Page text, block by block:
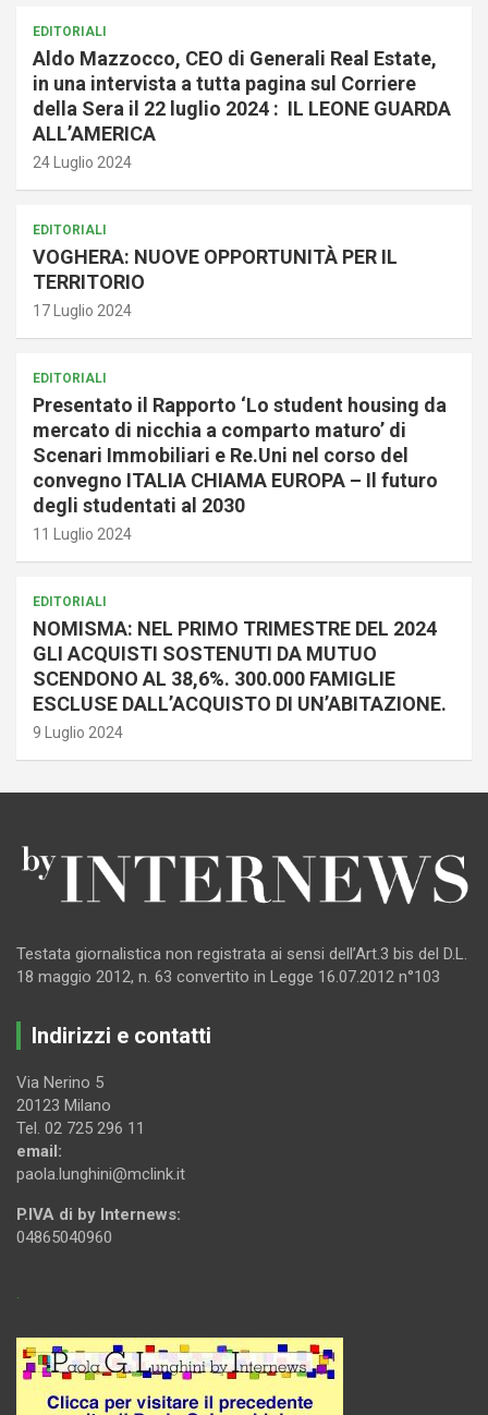
EDITORIALI
Aldo Mazzocco, CEO di Generali Real Estate,
in una intervista a tutta pagina sul Corriere
della Sera il 22 luglio 2024 : IL LEONE GUARDA
ALL’AMERICA
24 Luglio 2024
EDITORIALI
VOGHERA: NUOVE OPPORTUNITÀ PER IL
TERRITORIO
17 Luglio 2024
EDITORIALI
Presentato il Rapporto ‘Lo student housing da
mercato di nicchia a comparto maturo’ di
Scenari Immobiliari e Re.Uni nel corso del
convegno ITALIA CHIAMA EUROPA – Il futuro
degli studentati al 2030
11 Luglio 2024
EDITORIALI
NOMISMA: NEL PRIMO TRIMESTRE DEL 2024
GLI ACQUISTI SOSTENUTI DA MUTUO
SCENDONO AL 38,6%. 300.000 FAMIGLIE
ESCLUSE DALL’ACQUISTO DI UN’ABITAZIONE.
9 Luglio 2024
Testata giornalistica non registrata ai sensi dell’Art.3 bis del D.L.
18 maggio 2012, n. 63 convertito in Legge 16.07.2012 n°103
Indirizzi e contatti
Via Nerino 5
20123 Milano
Tel. 02 725 296 11
email:
paola.lunghini@mclink.it
P.IVA di by Internews:
04865040960
.